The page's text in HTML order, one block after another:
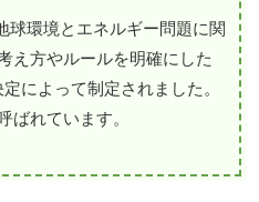
球環境とエネルギー問題に関
え方やルールを明確にした
によって制定されました。
ばれています。